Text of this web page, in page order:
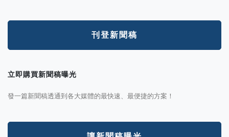
刊登新聞稿
立即購買新聞稿曝光
發一篇新聞稿透通到各大媒體的最快速、最便捷的方案！